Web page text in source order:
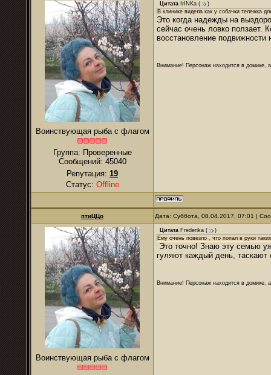
Воинствующая рыба с флагом
Группа: Проверенные
Сообщений: 45040
Репутация: 19
Статус: Offline
Цитата IrINKa (
)
В клинике видела как у собачки тележка
Это когда надежды на
сейчас очень ловко ползает.
восстановление подвижности
Внимание! Персонаж находится в домике,
птиЦЦо Дата: Суббота, 08.04.2017, 07:01 |
Воинствующая рыба с флагом
Цитата Frederika (
)
Ему очень повезло , что попал в руки
Это точно! Знаю эту семью
гуляют каждый день, таскают
Внимание! Персонаж находится в домике,